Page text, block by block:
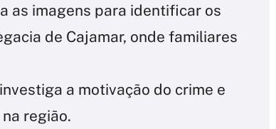
as imagens para identificar os
de Cajamar, onde familiares
a motivação do crime e
região.